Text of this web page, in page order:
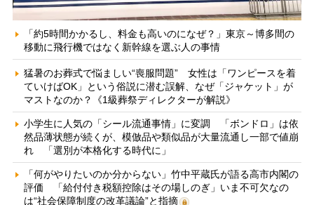
「約5時間かかるし、料金も高いのになぜ？」東京～博多間の
移動に飛行機ではなく新幹線を選ぶ人の事情
猛暑のお葬式で悩ましい“喪服問題” 女性は「ワンピースを着
ていけばOK」という俗説に潜む誤解、なぜ「ジャケット」が
マストなのか？《1級葬祭ディレクターが解説》
小学生に人気の「シール流通事情」に変調 「ボンドロ」は依
然品薄状態が続くが、模倣品や類似品が大量流通し一部で値崩
れ 「選別が本格化する時代に」
「何がやりたいのか分からない」竹中平蔵氏が語る高市内閣の
評価 「給付付き税額控除はその場しのぎ」いま不可欠なの
は“社会保障制度の改革議論”と指摘